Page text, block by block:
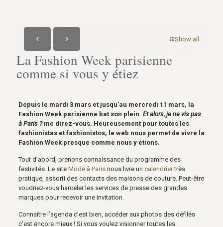
Show all
La Fashion Week parisienne
comme si vous y étiez
Depuis le mardi 3 mars et jusqu’au mercredi 11 mars, la
Fashion Week parisienne bat son plein. Et alors, je ne vis pas
à Paris ?me direz-vous. Heureusement pour toutes les
fashionistas et fashionistos, le web nous permet de vivre la
Fashion Week presque comme nous y étions.
Tout d’abord, prenons connaissance du programme des
festivités. Le site Mode à Paris nous livre un calendriertrès
pratique, assorti des contacts des maisons de couture. Peut-être
voudriez-vous harceler les services de presse des grandes
marques pour recevoir une invitation.
Connaître l’agenda c’est bien, accéder aux photos des défilés
c’est encore mieux ! Si vous voulez visionner toutes les